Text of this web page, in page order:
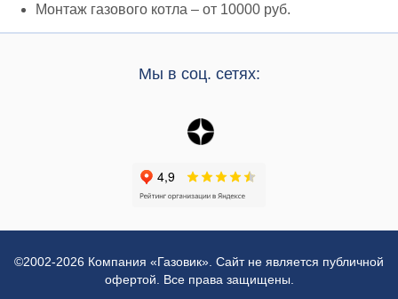
Монтаж газового котла – от 10000 руб.
Мы в соц. сетях:
©2002-2026 Компания «Газовик». Сайт не является публичной
офертой. Все права защищены.